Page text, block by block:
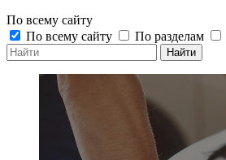
По всему сайту
По всему сайту
По разделам
Найти